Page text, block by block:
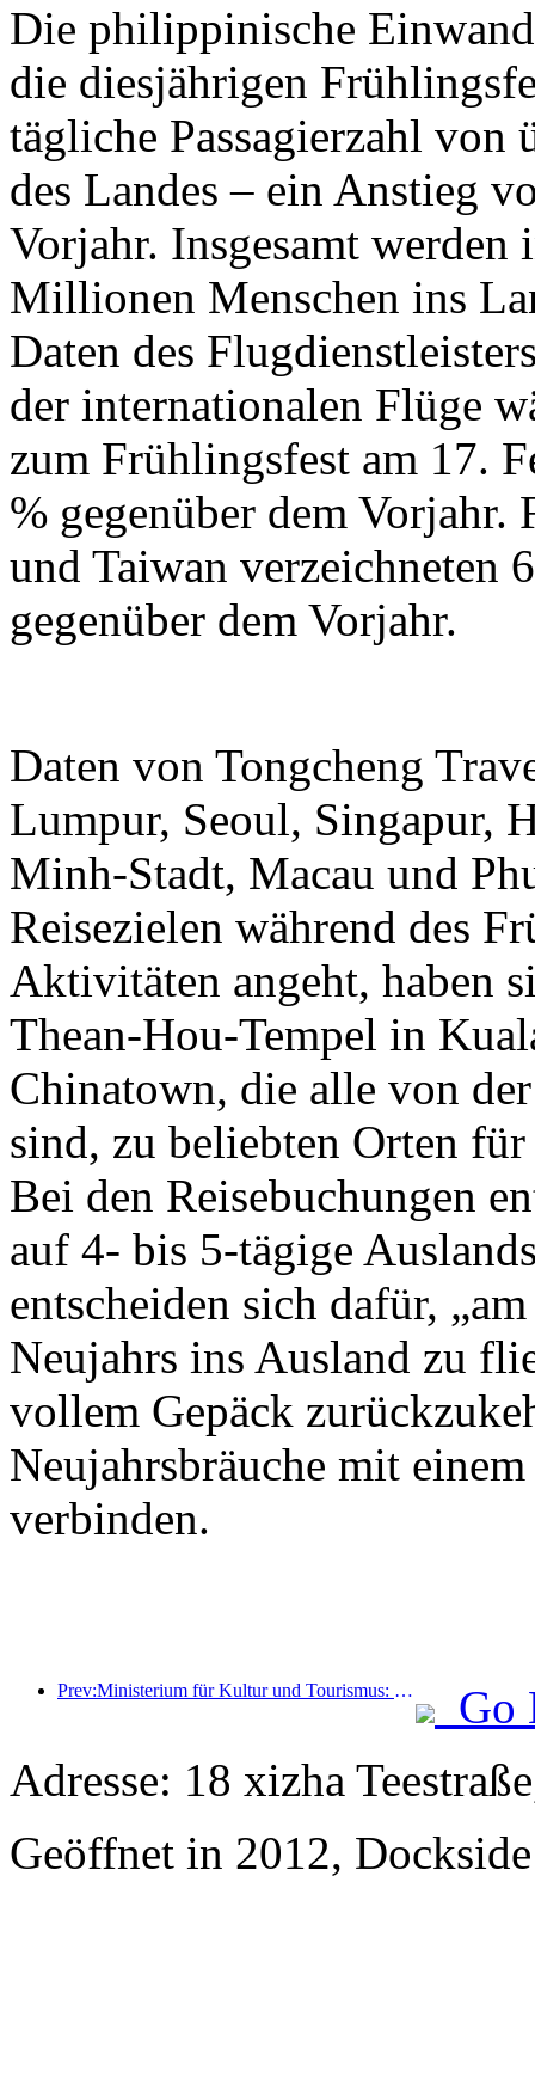
Die philippinische
die diesjährigen
tägliche Passagierzahl
des Landes – ein Anstieg
Vorjahr. Insgesamt werden
Millionen Menschen ins
Daten des
der internationalen Flüge
zum Frühlingsfest am 17.
% gegenüber dem
und Taiwan verzeichneten
gegenüber dem Vorjahr.
Daten von Tongcheng
Lumpur, Seoul, Singapur,
Minh-Stadt, Macau und
Reisezielen während des
Aktivitäten angeht, haben
Thean-Hou-Tempel in
Chinatown, die alle von
sind, zu beliebten Orten
Bei den Reisebuchungen
auf 4- bis 5-tägige
entscheiden sich dafür,
Neujahrs ins Ausland zu
vollem Gepäck
Neujahrsbräuche mit
verbinden.
Prev:Ministerium für Kultur und Tourismus: Start von 22 thematischen Aktivitäten in 7 großen Bereichen
Go
Adresse: 18 xizha
Geöffnet in 2012,